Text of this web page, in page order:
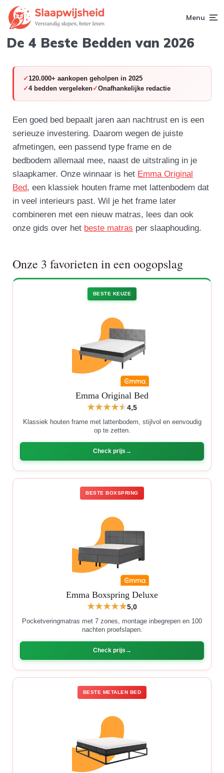
Menu
De 4 Beste Bedden van 2026
120.000+ aankopen geholpen in 2025
4 bedden vergeleken
Onafhankelijke redactie
Een goed bed bepaalt jaren aan nachtrust en is een
serieuze investering. Daarom wegen de juiste
afmetingen, een passend type frame en de
bedbodem allemaal mee, naast de uitstraling in je
slaapkamer. Onze winnaar is het Emma Original
Bed, een klassiek houten frame met lattenbodem dat
in veel interieurs past. Wil je het frame later
combineren met een nieuw matras, lees dan ook
onze gids over het beste matras per slaaphouding.
Onze 3 favorieten in een oogopslag
BESTE KEUZE
Emma Original Bed
4,5
Klassiek houten frame met lattenbodem, stijlvol en eenvoudig
op te zetten.
Check prijs
BESTE BOXSPRING
Emma Boxspring Deluxe
5,0
Pocketveringmatras met 7 zones, montage inbegrepen en 100
nachten proefslapen.
Check prijs
BESTE METALEN BED